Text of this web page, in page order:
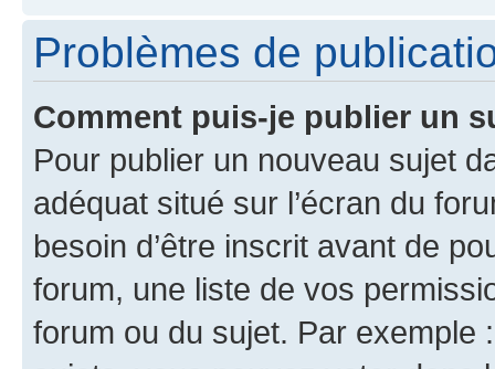
Problèmes de
Comment puis-je publier un
Pour publier un nouveau sujet
adéquat situé sur l’écran du
besoin d’être inscrit avant de
forum, une liste de vos
forum ou du sujet. Par exemple